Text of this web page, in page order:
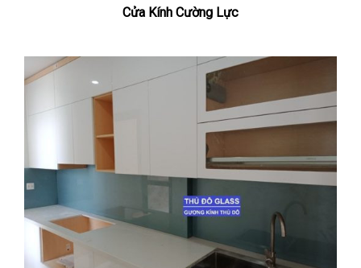
Cửa Kính Cường Lực